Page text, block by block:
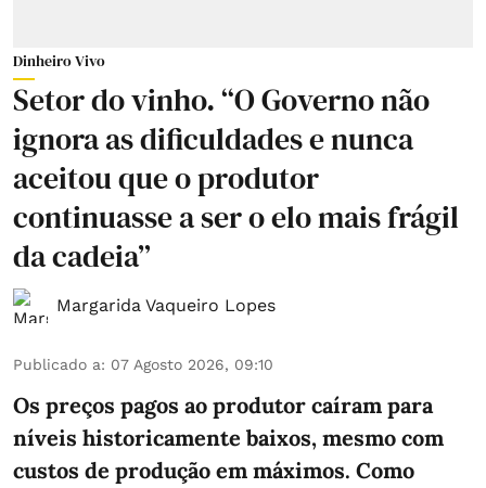
Dinheiro Vivo
Setor do vinho. “O Governo não
ignora as dificuldades e nunca
aceitou que o produtor
continuasse a ser o elo mais frágil
da cadeia”
Margarida Vaqueiro Lopes
Publicado a: 07 Agosto 2026, 09:10
Os preços pagos ao produtor caíram para
níveis historicamente baixos, mesmo com
custos de produção em máximos. Como